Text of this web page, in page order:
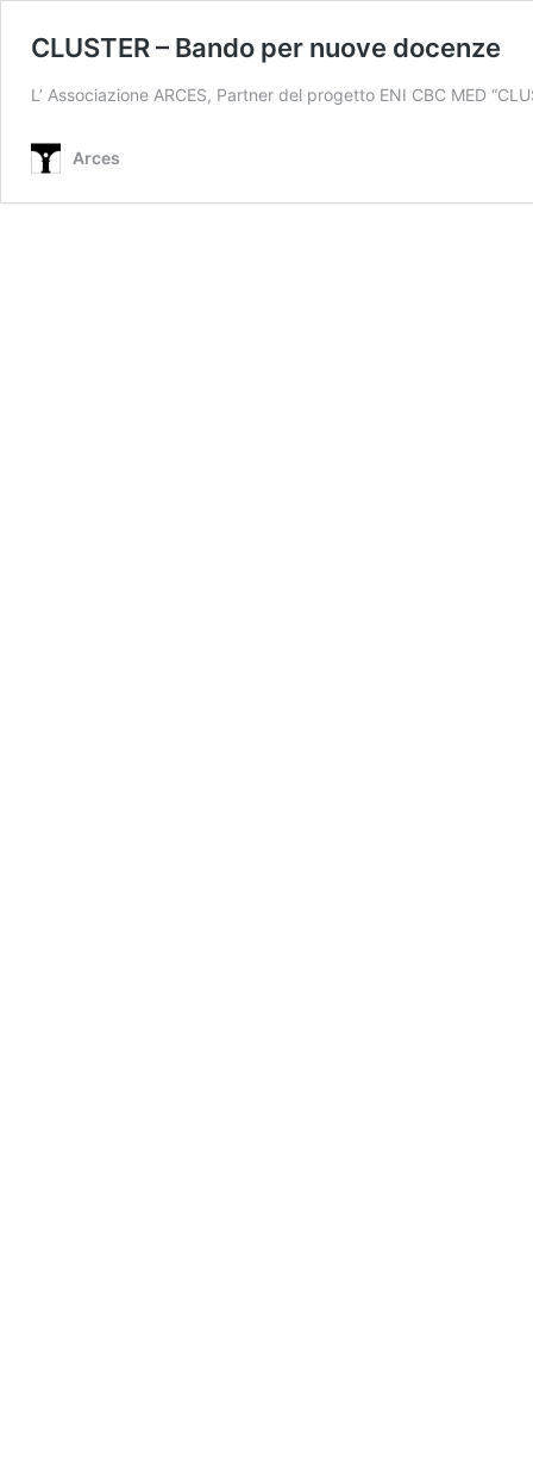
CLUSTER – Bando per nuove docenze
L’ Associazione ARCES, Partner del progetto ENI CBC MED
Arces